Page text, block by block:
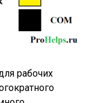
рабочих